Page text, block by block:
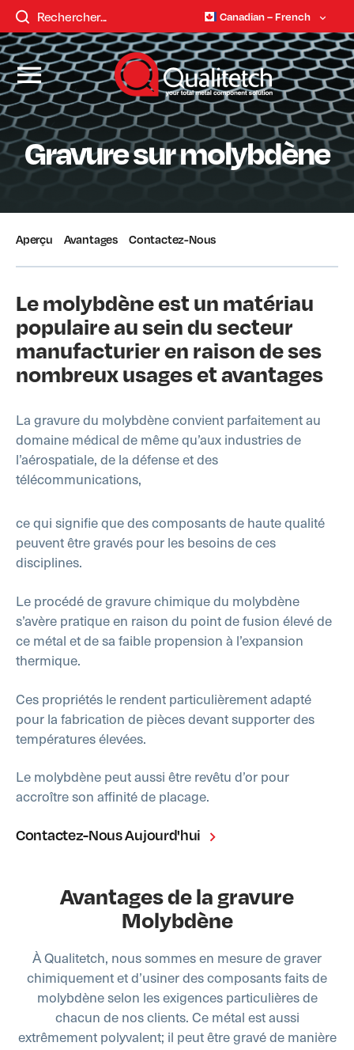
Canadian – French
Gravure sur molybdène
Aperçu Avantages Contactez-Nous
Le molybdène est un matériau
populaire au sein du secteur
manufacturier en raison de ses
nombreux usages et avantages
La gravure du molybdène convient parfaitement au
domaine médical de même qu’aux industries de
l’aérospatiale, de la défense et des
télécommunications,
ce qui signifie que des composants de haute qualité
peuvent être gravés pour les besoins de ces
disciplines.
Le procédé de gravure chimique du molybdène
s’avère pratique en raison du point de fusion élevé de
ce métal et de sa faible propension à l’expansion
thermique.
Ces propriétés le rendent particulièrement adapté
pour la fabrication de pièces devant supporter des
températures élevées.
Le molybdène peut aussi être revêtu d’or pour
accroître son affinité de placage.
Contactez-Nous Aujourd'hui
Avantages de la gravure
Molybdène
ÀQualitetch, nous sommes en mesure de graver
chimiquement et d’usiner des composants faits de
molybdène selon les exigences particulières de
chacun de nos clients. Ce métal est aussi
extrêmement polyvalent; il peut être gravé de manière